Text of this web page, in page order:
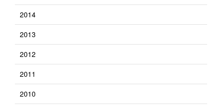
2014
2013
2012
2011
2010